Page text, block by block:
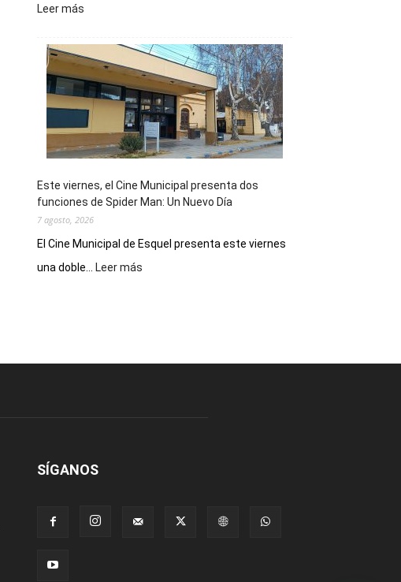
Leer más
su
potencial
como
destino
de
reuniones
y
deportivos
Este viernes, el Cine Municipal presenta dos
funciones de Spider Man: Un Nuevo Día
7 agosto, 2026
El Cine Municipal de Esquel presenta este viernes
una doble...
Leer más
presenta
SÍGANOS